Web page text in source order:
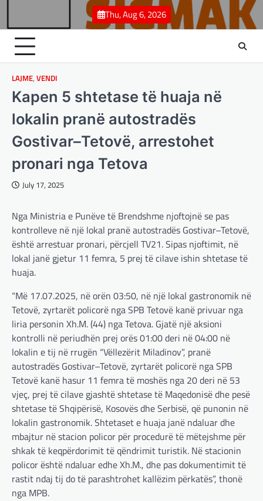
content
Thu, Aug 6, 2026
LAJME, VENDI
Kapen 5 shtetase të huaja në
lokalin pranë autostradës
Gostivar–Tetovë, arrestohet
pronari nga Tetova
July 17, 2025
Nga Ministria e Punëve të Brendshme njoftojnë se pas
kontrolleve në një lokal pranë autostradës Gostivar–Tetovë,
është arrestuar pronari, përcjell TV21. Sipas njoftimit, në
lokal janë gjetur 11 femra, 5 prej të cilave ishin shtetase të
huaja.
“Më 17.07.2025, në orën 03:50, në një lokal gastronomik në
Tetovë, zyrtarët policorë nga SPB Tetovë kanë privuar nga
liria personin Xh.M. (44) nga Tetova. Gjatë një aksioni
kontrolli në periudhën prej orës 01:00 deri në 04:00 në
lokalin e tij në rrugën “Vëllezërit Miladinov”, pranë
autostradës Gostivar–Tetovë, zyrtarët policorë nga SPB
Tetovë kanë hasur 11 femra të moshës nga 20 deri në 53
vjeç, prej të cilave gjashtë shtetase të Maqedonisë dhe pesë
shtetase të Shqipërisë, Kosovës dhe Serbisë, që punonin në
lokalin gastronomik. Shtetaset e huaja janë ndaluar dhe
mbajtur në stacion policor për procedurë të mëtejshme për
shkak të keqpërdorimit të qëndrimit turistik. Në stacionin
policor është ndaluar edhe Xh.M., dhe pas dokumentimit të
rastit ndaj tij do të parashtrohet kallëzim përkatës”, thonë
nga MPB.
Gjermani, ekspertët sugjerojnë
400 miliardë euro për mbrojtje
adminadmin March 4, 2025
Gjermania ndodhet aktualisht në kulmin e
BOTA,LAJME ,MISTER,RAJONI,SPECIALE
Çka ndodhë tash pas
ndërprerjes së ndihmës
ushtarake për Ukrainën nga
Trump
adminadmin March 4, 2025
Pas takimit të liderëve evropianë në Londër,
francezët dhe britanikët kanë hartuar një
plan paqeje për luftën në Ukrainë, të…
BOTA, KRONIKË E ZEZË,LAJME,
MË TË FUNDIT , MISTER RAJONI , SPECIALE
TOP
Trump ndërpreu ndihmën